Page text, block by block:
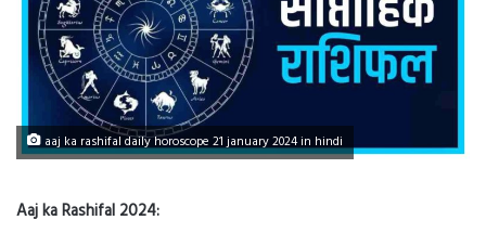
aaj ka rashifal daily horoscope 21 january 2024 in hindi
Aaj ka Rashifal 2024: